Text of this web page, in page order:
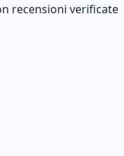
recensioni verificate